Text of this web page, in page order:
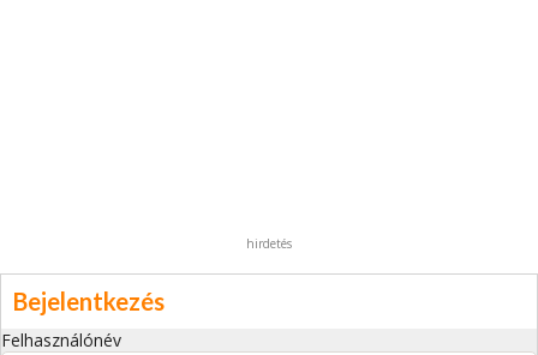
hirdetés
Bejelentkezés
Felhasználónév